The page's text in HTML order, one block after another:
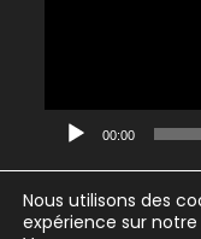
00:00
Nous utilisons des
expérience sur notre